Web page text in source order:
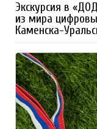
Экскурсия в
из мира
Каменска-